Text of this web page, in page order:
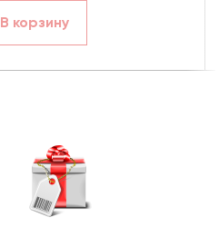
В корзину